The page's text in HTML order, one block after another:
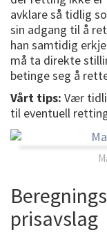
avklare så tidlig
sin adgang til å
han samtidig
må ta direkte
betinge seg å
Vårt tips: Vær
til eventuell
prisavslag